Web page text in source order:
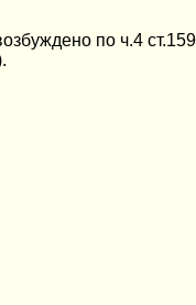
по ч.4